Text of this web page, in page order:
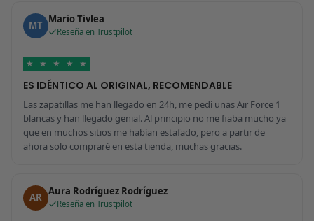
MT Mario Tivlea
Reseña en Trustpilot
★ ★ ★ ★ ★
ES IDÉNTICO AL ORIGINAL, RECOMENDABLE
Las zapatillas me han llegado en 24h, me pedí unas Air Force 1
blancas y han llegado genial. Al principio no me fiaba mucho ya
que en muchos sitios me habían estafado, pero a partir de
ahora solo compraré en esta tienda, muchas gracias.
AR Aura Rodríguez Rodríguez
Reseña en Trustpilot